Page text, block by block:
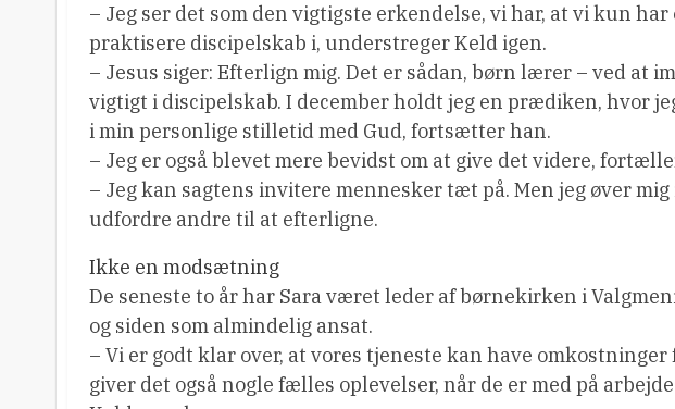
– Jeg ser det som den vigtigste erkendelse, vi har, at vi kun
praktisere discipelskab i, understreger Keld igen.
– Jesus siger: Efterlign mig. Det er sådan, børn lærer – ved at
vigtigt i discipelskab. I december holdt jeg en prædiken, hvor
i min personlige stilletid med Gud, fortsætter han.
– Jeg er også blevet mere bevidst om at give det videre,
– Jeg kan sagtens invitere mennesker tæt på. Men jeg øver
udfordre andre til at efterligne.
Ikke en modsætning
De seneste to år har Sara været leder af børnekirken i
og siden som almindelig ansat.
– Vi er godt klar over, at vores tjeneste kan have
giver det også nogle fælles oplevelser, når de er med på